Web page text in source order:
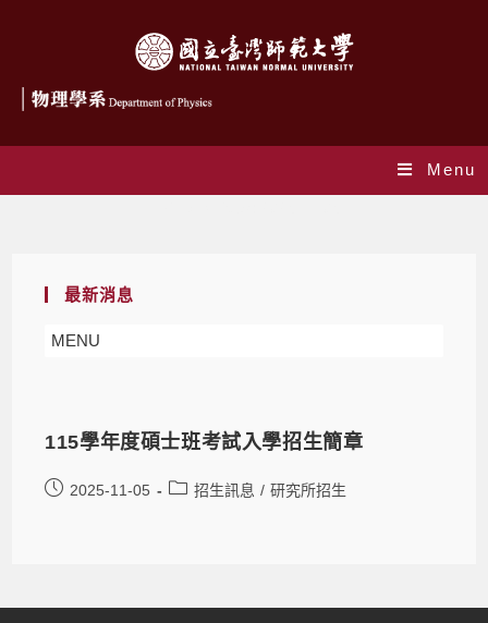
Menu
最新消息
MENU
115學年度碩士班考試入學招生簡章
2025-11-05 招生訊息 / 研究所招生